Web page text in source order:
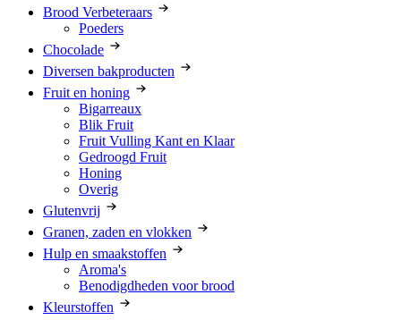
Brood Verbeteraars
Poeders
Chocolade
Diversen bakproducten
Fruit en honing
Bigarreaux
Blik Fruit
Fruit Vulling Kant en Klaar
Gedroogd Fruit
Honing
Overig
Glutenvrij
Granen, zaden en vlokken
Hulp en smaakstoffen
Aroma's
Benodigdheden voor brood
Kleurstoffen